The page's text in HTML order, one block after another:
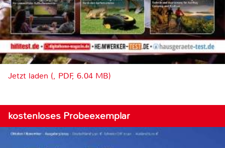
Jetzt laden (, PDF, 6.04 MB)
kostenloses Probeexemplar